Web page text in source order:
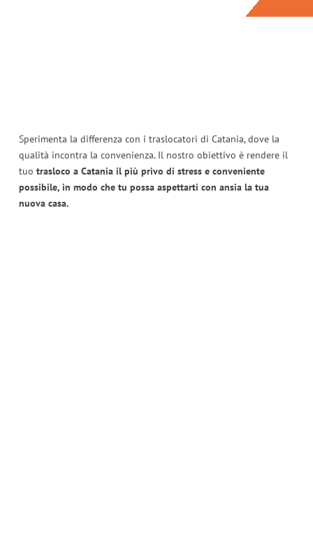
Sperimenta la differenza con i traslocatori di Catania, dove la
qualità incontra la convenienza. Il nostro obiettivo è rendere il
tuo trasloco a Catania il più privo di stress e conveniente
possibile, in modo che tu possa aspettarti con ansia la tua
nuova casa.